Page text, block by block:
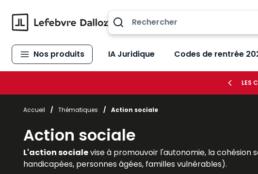
Nos produits IA Juridique Codes de rentrée
LES
Accueil / Thématiques / Action sociale
Action sociale
L'action socialevise à promouvoir l'autonomie, la
handicapées, personnes âgées, familles vulnérables).